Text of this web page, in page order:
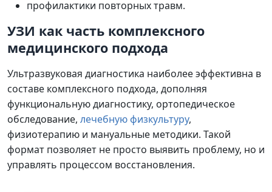
профилактики повторных травм.
УЗИ как часть комплексного
медицинского подхода
Ультразвуковая диагностика наиболее эффективна в
составе комплексного подхода, дополняя
функциональную диагностику, ортопедическое
обследование, лечебную физкультуру,
физиотерапию и мануальные методики. Такой
формат позволяет не просто выявить проблему, но и
управлять процессом восстановления.